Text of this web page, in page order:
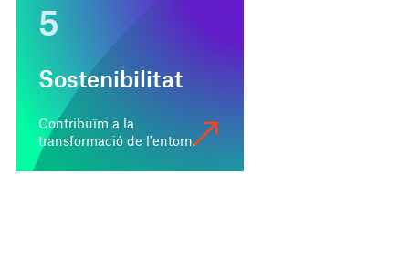
5
Sostenibilitat
Contribuïm a la
transformació de l'entorn.